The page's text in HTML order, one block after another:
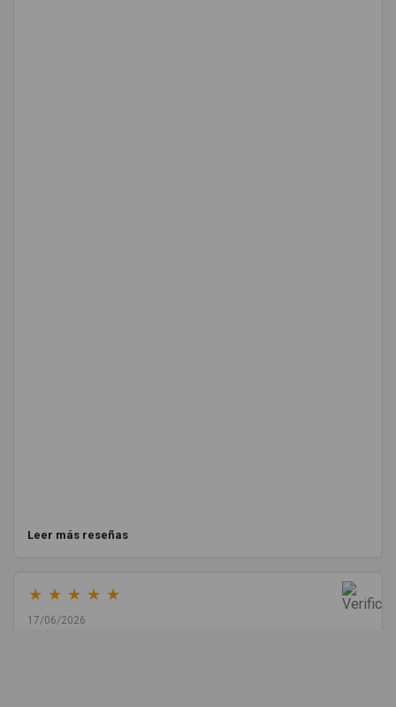
Leer más reseñas
★ ★ ★ ★ ★
17/06/2026